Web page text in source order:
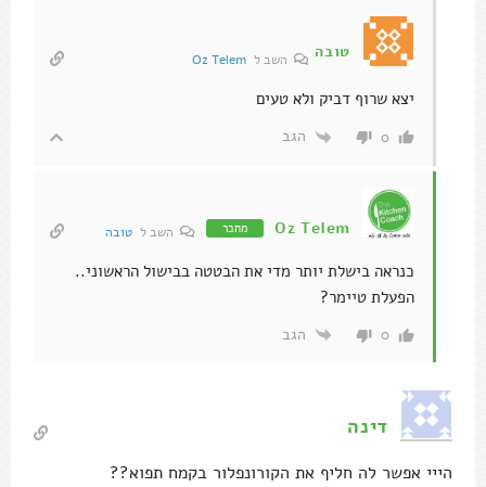
טובה השב ל Oz Telem
יצא שרוף דביק ולא טעים
0 הגב
Oz Telem מחבר השב ל טובה
כנראה בישלת יותר מדי את הבטטה בבישול הראשוני..
הפעלת טיימר?
0 הגב
דינה
הייי אפשר לה חליף את הקורונפלור בקמח תפוא??